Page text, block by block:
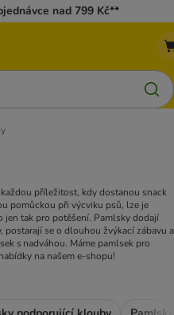
nad 799 Kč**
příležitost, kdy dostanou snack
pomůckou při výcviku psů, lze je
jen tak pro potěšení. Pamlsky dodají
postarají se o dlouhou žvýkací zábavu a
s nadváhou. Máme pamlsek pro
na našem e-shopu!